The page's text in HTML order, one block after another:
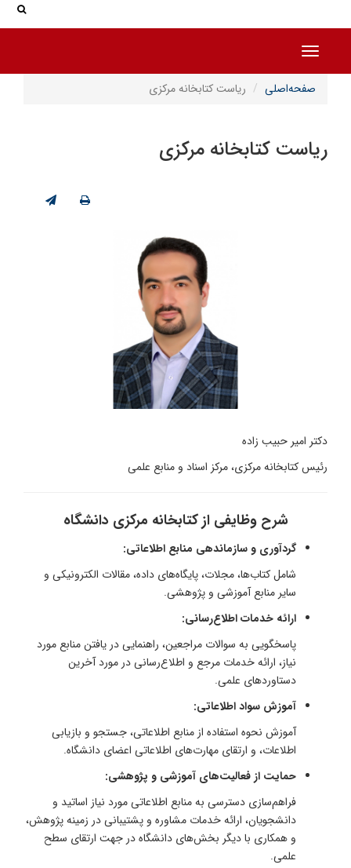
Toggle navigation
صفحه‌اصلی ریاست کتابخانه مرکزی
ریاست کتابخانه مرکزی
دکتر امیر حبیب زاده
رئیس کتابخانه مرکزی، مرکز اسناد و منابع علمی
شرح وظایفی از کتابخانه مرکزی دانشگاه
گردآوری و سازماندهی منابع اطلاعاتی:
شامل کتاب‌ها، مجلات، پایگاه‌های داده، مقالات الکترونیکی و
سایر منابع آموزشی و پژوهشی.
ارائه خدمات اطلاع‌رسانی:
پاسخگویی به سوالات مراجعین، راهنمایی در یافتن منابع مورد
نیاز، ارائه خدمات مرجع و اطلاع‌رسانی در مورد آخرین
دستاوردهای علمی.
آموزش سواد اطلاعاتی:
آموزش نحوه استفاده از منابع اطلاعاتی، جستجو و بازیابی
اطلاعات، و ارتقای مهارت‌های اطلاعاتی اعضای دانشگاه.
حمایت از فعالیت‌های آموزشی و پژوهشی:
فراهم‌سازی دسترسی به منابع اطلاعاتی مورد نیاز اساتید و
دانشجویان، ارائه خدمات مشاوره و پشتیبانی در زمینه پژوهش،
و همکاری با دیگر بخش‌های دانشگاه در جهت ارتقای سطح
علمی.